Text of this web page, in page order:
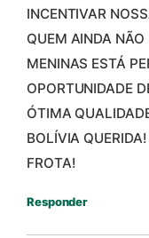
INCENTIVAR
QUEM AINDA
MENINAS ESTÁ
OPORTUNIDADE
ÓTIMA
BOLÍVIA
FROTA!
Responder